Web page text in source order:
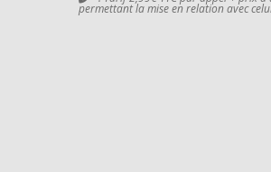
permettant la mise en relation avec